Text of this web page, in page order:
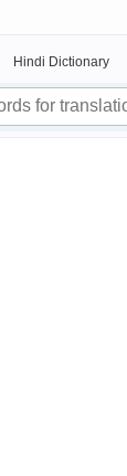
Hindi Dictionary